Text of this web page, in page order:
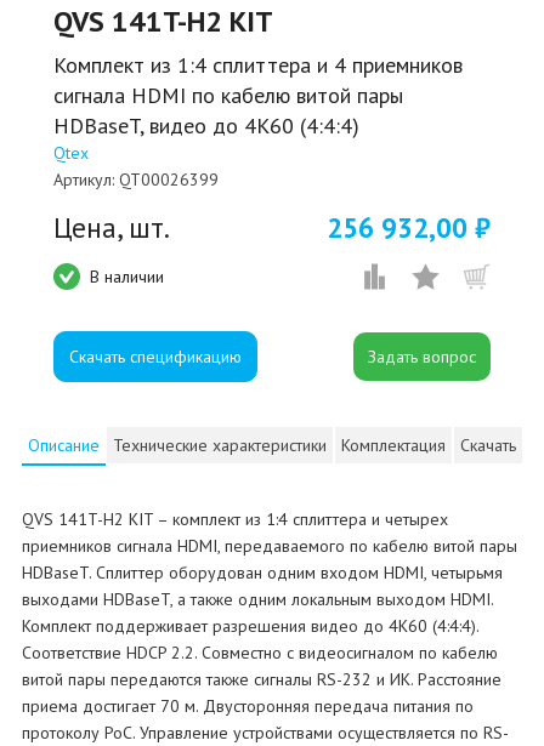
QVS 141T-H2 KIT
Комплект из 1:4 сплиттера и 4 приемников
сигнала HDMI по кабелю витой пары
HDBaseT, видео до 4К60 (4:4:4)
Qtex
Артикул: QT00026399
Цена, шт. 256 932,00 ₽
В наличии
Скачать спецификацию
Описание Технические характеристики Комплектация Скачать
QVS 141T-H2 KIT – комплект из 1:4 сплиттера и четырех
приемников сигнала HDMI, передаваемого по кабелю витой пары
HDBaseT. Сплиттер оборудован одним входом HDMI, четырьмя
выходами HDBaseT, а также одним локальным выходом HDMI.
Комплект поддерживает разрешения видео до 4К60 (4:4:4).
Соответствие HDCP 2.2. Совместно с видеосигналом по кабелю
витой пары передаются также сигналы RS-232 и ИК. Расстояние
приема достигает 70 м. Двусторонняя передача питания по
протоколу PoC. Управление устройствами осуществляется по RS-